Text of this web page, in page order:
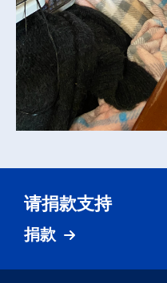
请捐款支持
捐款